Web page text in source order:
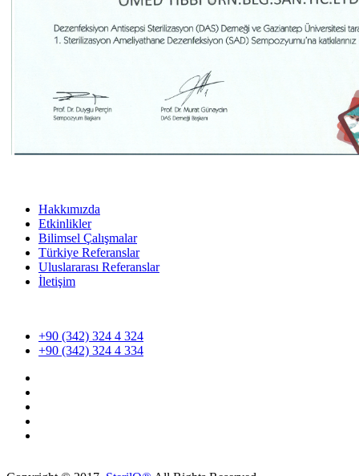
Hakkımızda
Etkinlikler
Bilimsel Çalışmalar
Türkiye Referanslar
Uluslararası Referanslar
İletişim
+90 (342) 324 4 324
+90 (342) 324 4 334